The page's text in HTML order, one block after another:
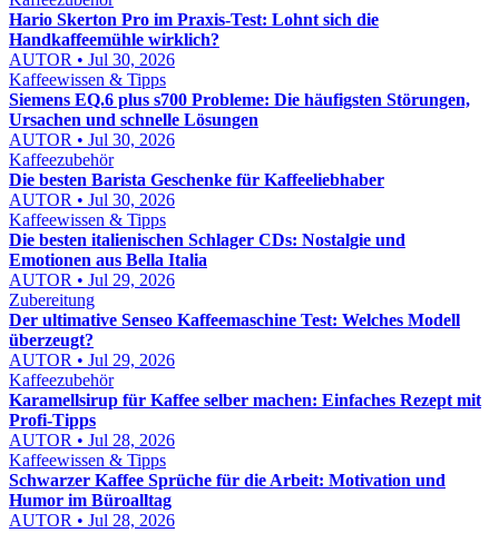
Hario Skerton Pro im Praxis-Test: Lohnt sich die
Handkaffeemühle wirklich?
AUTOR • Jul 30, 2026
Kaffeewissen & Tipps
Siemens EQ.6 plus s700 Probleme: Die häufigsten Störungen,
Ursachen und schnelle Lösungen
AUTOR • Jul 30, 2026
Kaffeezubehör
Die besten Barista Geschenke für Kaffeeliebhaber
AUTOR • Jul 30, 2026
Kaffeewissen & Tipps
Die besten italienischen Schlager CDs: Nostalgie und
Emotionen aus Bella Italia
AUTOR • Jul 29, 2026
Zubereitung
Der ultimative Senseo Kaffeemaschine Test: Welches Modell
überzeugt?
AUTOR • Jul 29, 2026
Kaffeezubehör
Karamellsirup für Kaffee selber machen: Einfaches Rezept mit
Profi-Tipps
AUTOR • Jul 28, 2026
Kaffeewissen & Tipps
Schwarzer Kaffee Sprüche für die Arbeit: Motivation und
Humor im Büroalltag
AUTOR • Jul 28, 2026